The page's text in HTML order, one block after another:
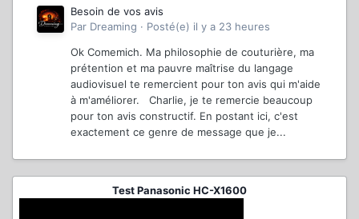
Besoin de vos avis
Par Dreaming · Posté(e) il y a 23 heures
Ok Comemich. Ma philosophie de couturière, ma
prétention et ma pauvre maîtrise du langage
audiovisuel te remercient pour ton avis qui m'aide
à m'améliorer. Charlie, je te remercie beaucoup
pour ton avis constructif. En postant ici, c'est
exactement ce genre de message que je...
Test Panasonic HC-X1600